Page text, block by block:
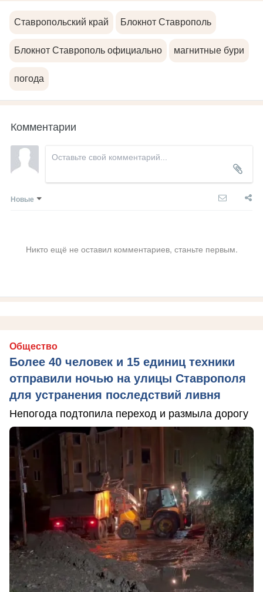
Ставропольский край Блокнот Ставрополь
Блокнот Ставрополь официально магнитные бури
погода
Комментарии
Новые
Никто ещё не оставил комментариев, станьте первым.
Общество
Более 40 человек и 15 единиц техники
отправили ночью на улицы Ставрополя
для устранения последствий ливня
Непогода подтопила переход и размыла дорогу